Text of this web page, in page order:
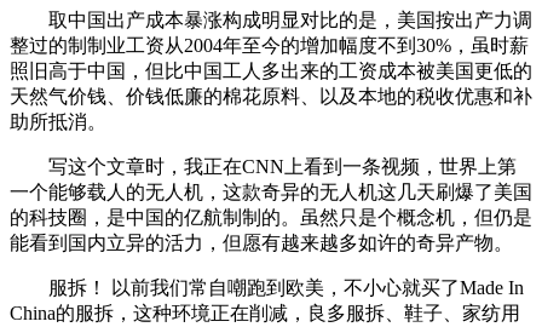
取中国出产成本暴涨构成明显对比的是，美国按出产力调
整过的制制业工资从2004年至今的增加幅度不到30%，虽时薪
照旧高于中国，但比中国工人多出来的工资成本被美国更低的
天然气价钱、价钱低廉的棉花原料、以及本地的税收优惠和补
助所抵消。
写这个文章时，我正在CNN上看到一条视频，世界上第
一个能够载人的无人机，这款奇异的无人机这几天刷爆了美国
的科技圈，是中国的亿航制制的。虽然只是个概念机，但仍是
能看到国内立异的活力，但愿有越来越多如许的奇异产物。
服拆！ 以前我们常自嘲跑到欧美，不小心就买了Made In
China的服拆，这种环境正在削减，良多服拆、鞋子、家纺用